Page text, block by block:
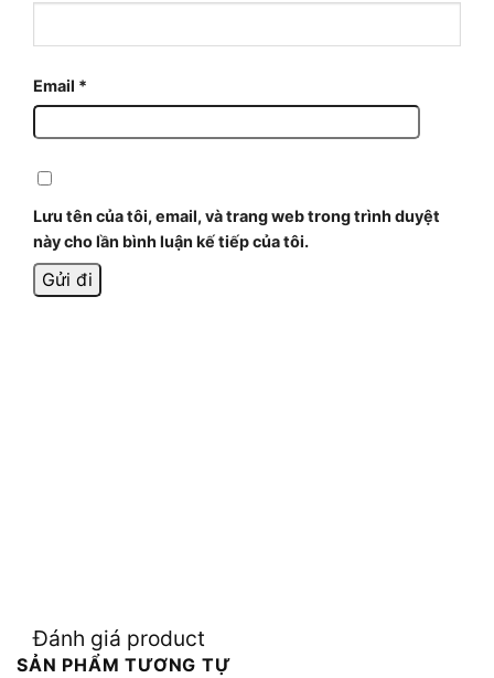
Email *
Lưu tên của tôi, email, và trang web trong trình duyệt
này cho lần bình luận kế tiếp của tôi.
Đánh giá product
SẢN PHẨM TƯƠNG TỰ